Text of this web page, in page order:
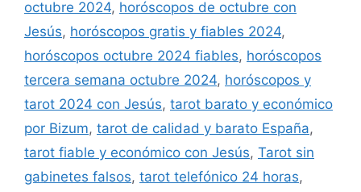
octubre 2024, horóscopos de octubre con
Jesús, horóscopos gratis y fiables 2024,
horóscopos octubre 2024 fiables, horóscopos
tercera semana octubre 2024, horóscopos y
tarot 2024 con Jesús, tarot barato y económico
por Bizum, tarot de calidad y barato España,
tarot fiable y económico con Jesús, Tarot sin
gabinetes falsos, tarot telefónico 24 horas,